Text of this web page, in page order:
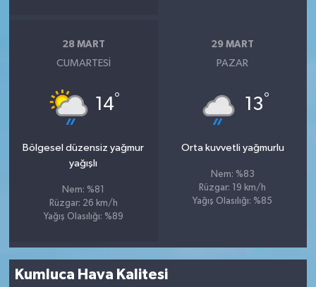
28 MART
CUMARTESI
14°
Bölgesel düzensiz yağmur
yağışlı
Nem: %81
Rüzgar: 26 km/h
Yağış Olasılığı: %89
29 MART
PAZAR
13°
Orta kuvvetli yağmurlu
Nem: %83
Rüzgar: 19 km/h
Yağış Olasılığı: %85
Kumluca Hava Kalitesi